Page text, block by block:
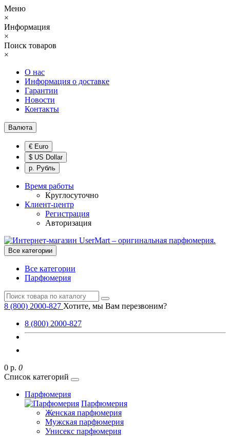
Меню
×
Информация
×
Поиск товаров
×
О нас
Информация о доставке
Гарантии
Новости
Контакты
Валюта
€ Euro
$ US Dollar
р. Рубль
Время работы
Круглосуточно
Клиент-центр
Регистрация
Авторизация
Все категории
Все категории
Парфюмерия
8 (800) 2000-827 Хотите, мы Вам перезвоним?
8 (800) 2000-827
0 р. 0
Список категорий
Парфюмерия
Парфюмерия
Женская парфюмерия
Мужская парфюмерия
Унисекс парфюмерия